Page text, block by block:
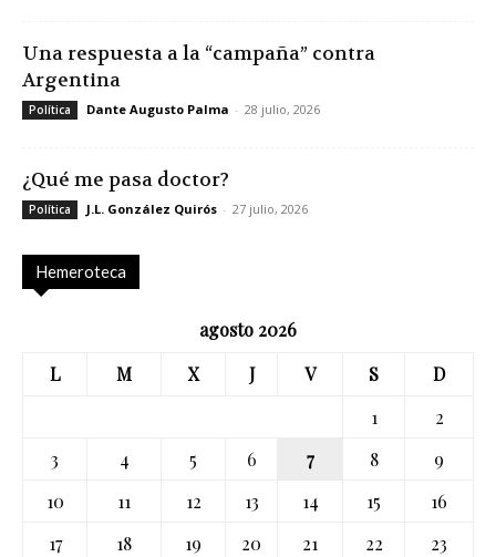
Una respuesta a la “campaña” contra
Argentina
Política Dante Augusto Palma - 28 julio, 2026
¿Qué me pasa doctor?
Política J.L. González Quirós - 27 julio, 2026
Hemeroteca
agosto 2026
L
M X J V S
D
1
2
3
4 5 6 7 8
9
10
11 12 13 14 15
16
17
18 19 20 21 22
23